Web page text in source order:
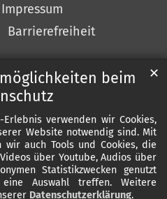
beim
verwenden wir Cookies,
Website notwendig sind. Mit
wir auch Tools und Cookies, die
über Youtube, Audios über
Statistikzwecken genutzt
Auswahl treffen. Weitere
Datenschutzerklärung.
✕
Impressum
Barrierefreiheit